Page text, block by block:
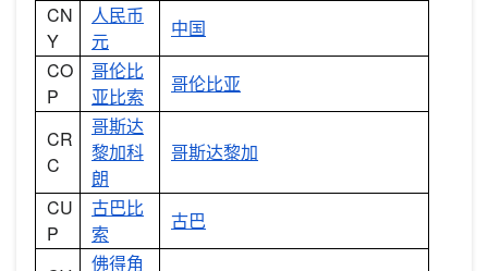
CN
Y
人民币
元
中国
CO
P
哥伦比
亚比索
哥伦比亚
CR
C
哥斯达
黎加科
朗
哥斯达黎加
CU
P
古巴比
索
古巴
佛得角